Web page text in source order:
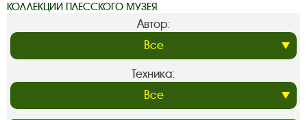
КОЛЛЕКЦИИ ПЛЕССКОГО МУЗЕЯ
Автор:
Техника: